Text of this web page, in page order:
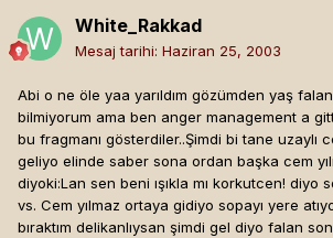
White_Rakkad
Mesaj tarihi: Haziran 25, 2003
Abi o ne öle yaa yarıldım gözümden yaş
bilmiyorum ama ben anger management a
bu fragmanı gösterdiler..Şimdi bi tane uzaylı
geliyo elinde saber sona ordan başka cem
diyoki:Lan sen beni ışıkla mı korkutcen! diyo
vs. Cem yılmaz ortaya gidiyo sopayı yere
bıraktım delikanlıysan şimdi gel diyo falan